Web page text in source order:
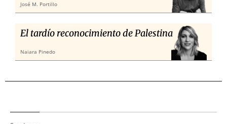
José M. Portillo
El tardío reconocimiento de Palestina
Naiara Pinedo